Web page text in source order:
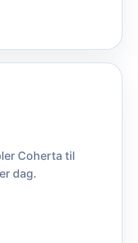
Coherta til
dag.